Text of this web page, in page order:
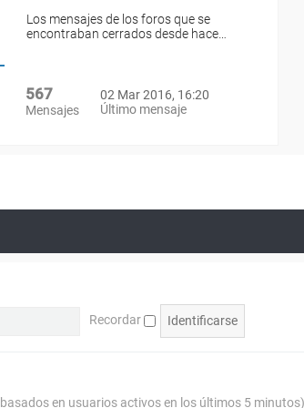
Los mensajes de los foros que se
encontraban cerrados desde hace…
567
Mensajes
02 Mar 2016, 16:20
Último mensaje
Recordar
en usuarios activos en los últimos 5 minutos)